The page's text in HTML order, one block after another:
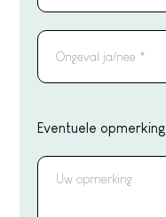
ziekte
Ongeval
Eventuele opmerking
Opmerking